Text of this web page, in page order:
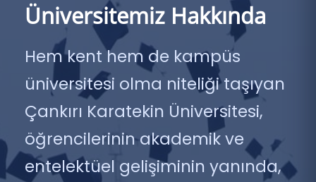
Üniversitemiz Hakkında
Hem kent hem de kampüs
üniversitesi olma niteliği taşıyan
Çankırı Karatekin Üniversitesi,
öğrencilerinin akademik ve
entelektüel gelişiminin yanında,